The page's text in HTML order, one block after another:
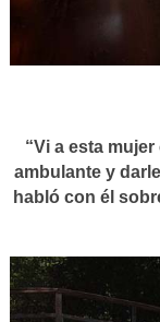
“Vi a esta
ambulante y
habló con él